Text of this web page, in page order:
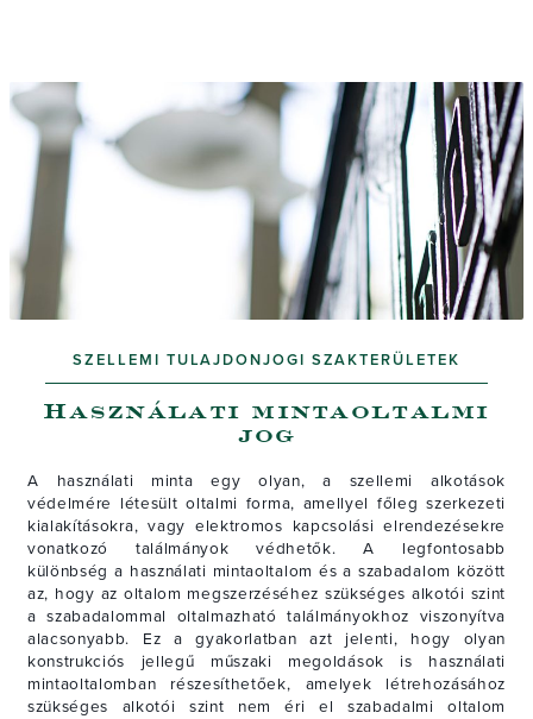
SZELLEMI TULAJDONJOGI SZAKTERÜLETEK
Használati mintaoltalmi
jog
A használati minta egy olyan, a szellemi alkotások
védelmére létesült oltalmi forma, amellyel főleg szerkezeti
kialakításokra, vagy elektromos kapcsolási elrendezésekre
vonatkozó találmányok védhetők. A legfontosabb
különbség a használati mintaoltalom és a szabadalom között
az, hogy az oltalom megszerzéséhez szükséges alkotói szint
a szabadalommal oltalmazható találmányokhoz viszonyítva
alacsonyabb. Ez a gyakorlatban azt jelenti, hogy olyan
konstrukciós jellegű műszaki megoldások is használati
mintaoltalomban részesíthetőek, amelyek létrehozásához
szükséges alkotói szint nem éri el szabadalmi oltalom